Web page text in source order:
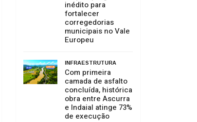
inédito para
fortalecer
corregedorias
municipais no Vale
Europeu
INFRAESTRUTURA
Com primeira
camada de asfalto
concluída, histórica
obra entre Ascurra
e Indaial atinge 73%
de execução